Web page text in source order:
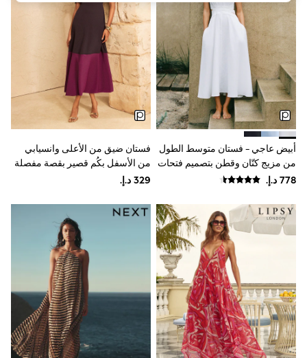
Sun Hats & Caps
Resort Styles
Boys' Holiday Shop
Boys' Travel Styles
Sunset Styles
Occasionwear
Sets & Outfits
Linen Collection
Tops & T-Shirts
Shirts
Polo Shirts
Swimwear
Shorts
Sandals & Clogs
Rash Vests
Sun Hats & Caps
Sunglasses
Baby Holiday Shop
Baby Summer Nightwear
Occasionwear
Dresses
Sets & Outfits
Rompers
Sandals
Swimwear
Sun Hats & Caps
أبيض عاجي - فستان متوسط الطول
من مزيج كتّان وقطن بتصميم فتحات
Hazel من Reiss
فستان ضيق من الأعلى وانسيابي
من الأسفل بكُم قصير بقصة مفصلة